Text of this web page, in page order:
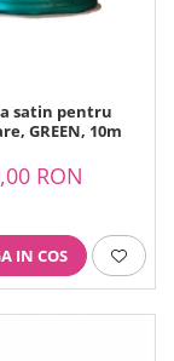
satin pentru
GREEN, 10m
RON
IN COS